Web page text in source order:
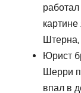
Юрист
Шерри
впал в